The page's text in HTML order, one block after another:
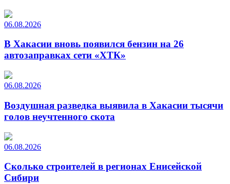
06.08.2026
В Хакасии вновь появился бензин на 26
автозаправках сети «ХТК»
06.08.2026
Воздушная разведка выявила в Хакасии тысячи
голов неучтенного скота
06.08.2026
Сколько строителей в регионах Енисейской
Сибири